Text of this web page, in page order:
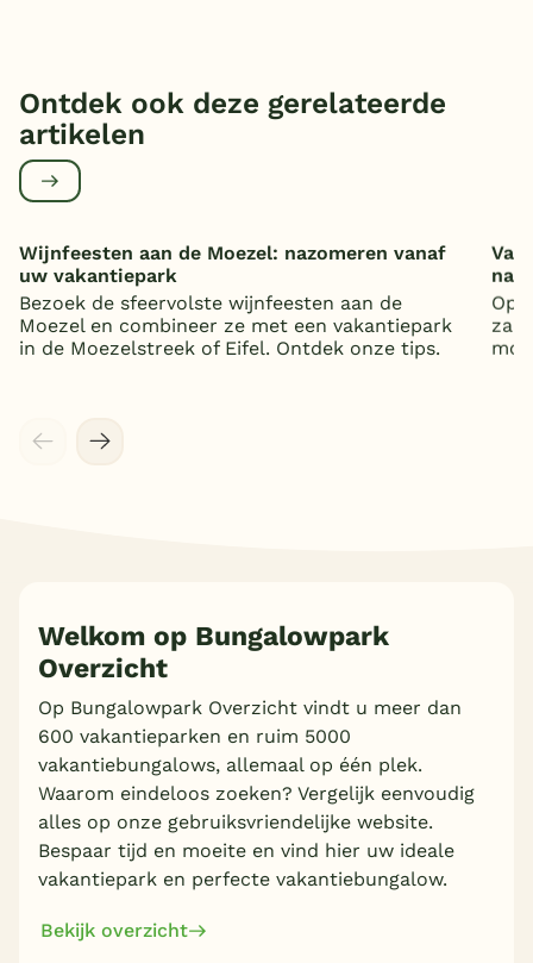
Ontdek ook deze gerelateerde
artikelen
Wijnfeesten aan de Moezel: nazomeren vanaf
uw vakantiepark
Bezoek de sfeervolste wijnfeesten aan de
Moezel en combineer ze met een vakantiepark
in de Moezelstreek of Eifel. Ontdek onze tips.
Op
Welkom op Bungalowpark
Overzicht
Op Bungalowpark Overzicht vindt u meer dan
600 vakantieparken en ruim 5000
vakantiebungalows, allemaal op één plek.
Waarom eindeloos zoeken? Vergelijk eenvoudig
alles op onze gebruiksvriendelijke website.
Bespaar tijd en moeite en vind hier uw ideale
vakantiepark en perfecte vakantiebungalow.
Bekijk overzicht